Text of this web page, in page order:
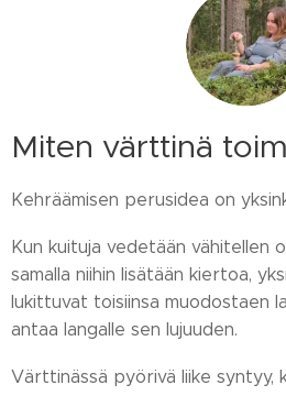
Miten värttinä
Kehräämisen perusidea on
Kun kuituja vedetään vähitellen
samalla niihin lisätään kiertoa,
lukittuvat toisiinsa muodostaen
antaa langalle sen lujuuden.
Värttinässä pyörivä liike syntyy,